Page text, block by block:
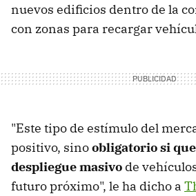
nuevos edificios dentro de la
con zonas para recargar
"Este tipo de estímulo del
positivo, sinoobligatorio si
despliegue masivo de
futuro próximo", le ha dicho a